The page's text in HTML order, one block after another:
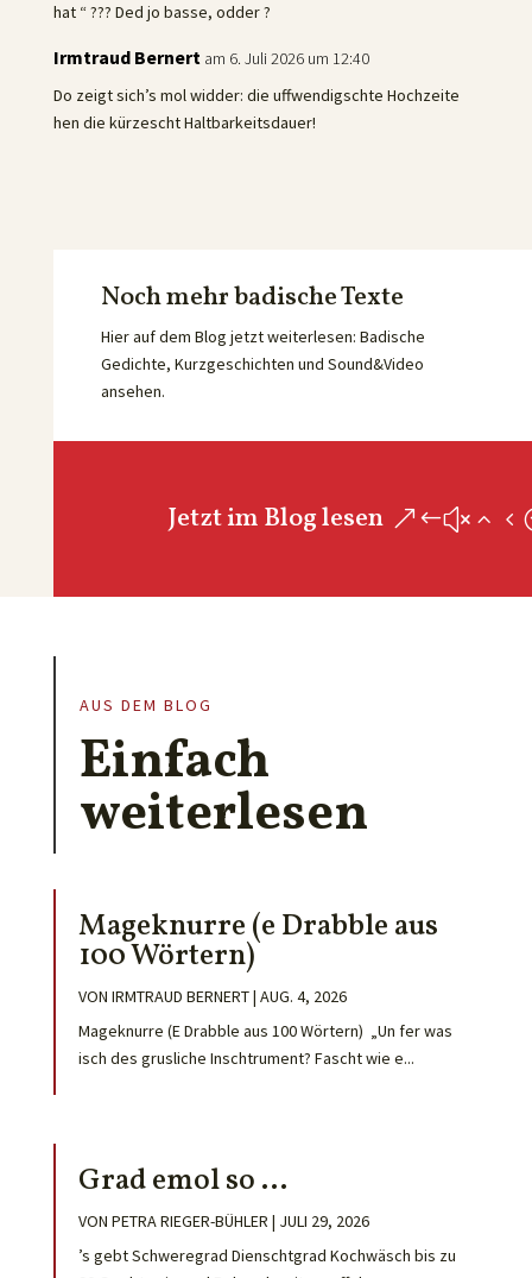
hat “ ??? Ded jo basse, odder ?
Irmtraud Bernert am 6. Juli 2026 um 12:40
Do zeigt sich’s mol widder: die uffwendigschte Hochzeite
hen die kürzescht Haltbarkeitsdauer!
Noch mehr badische Texte
Hier auf dem Blog jetzt weiterlesen: Badische
Gedichte, Kurzgeschichten und Sound&Video
ansehen.
Jetzt im Blog lesen
AUS DEM BLOG
Einfach
weiterlesen
Mageknurre (e Drabble aus
100 Wörtern)
VON IRMTRAUD BERNERT| AUG. 4, 2026
Mageknurre (E Drabble aus 100 Wörtern) „Un fer was
isch des grusliche Inschtrument? Fascht wie e...
Grad emol so …
VON PETRA RIEGER-BÜHLER | JULI 29, 2026
’s gebt Schweregrad Dienschtgrad Kochwäsch bis zu